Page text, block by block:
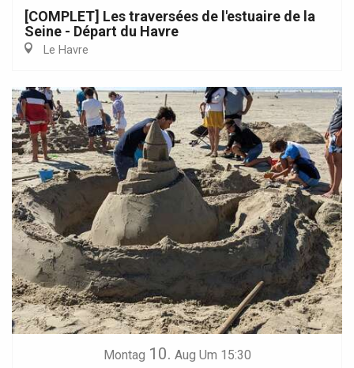
[COMPLET] Les traversées de l'estuaire de la
Seine - Départ du Havre
Le Havre
Montag 10. Aug Um 15:30